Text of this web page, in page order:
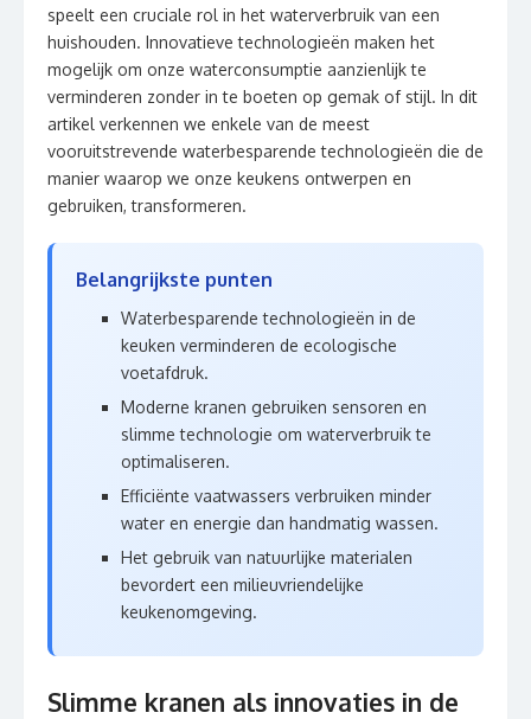
speelt een cruciale rol in het waterverbruik van een
huishouden. Innovatieve technologieën maken het
mogelijk om onze waterconsumptie aanzienlijk te
verminderen zonder in te boeten op gemak of stijl. In dit
artikel verkennen we enkele van de meest
vooruitstrevende waterbesparende technologieën die de
manier waarop we onze keukens ontwerpen en
gebruiken, transformeren.
Belangrijkste punten
Waterbesparende technologieën in de
keuken verminderen de ecologische
voetafdruk.
Moderne kranen gebruiken sensoren en
slimme technologie om waterverbruik te
optimaliseren.
Efficiënte vaatwassers verbruiken minder
water en energie dan handmatig wassen.
Het gebruik van natuurlijke materialen
bevordert een milieuvriendelijke
keukenomgeving.
Slimme kranen als innovaties in de